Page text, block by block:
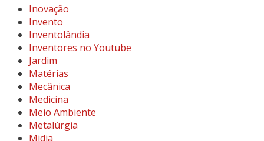
Inovação
Invento
Inventolândia
Inventores no Youtube
Jardim
Matérias
Mecânica
Medicina
Meio Ambiente
Metalúrgia
Midia